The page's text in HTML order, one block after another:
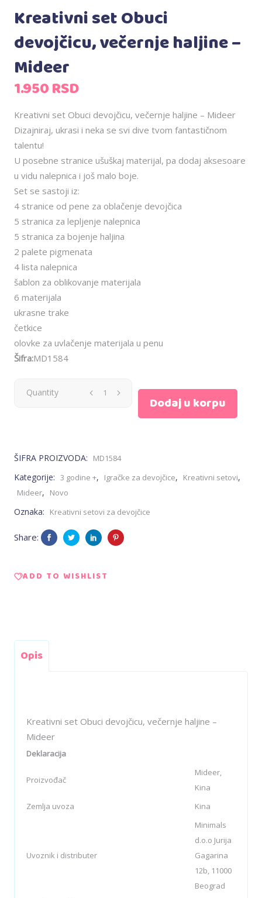
Kreativni set Obuci
devojčicu, večernje haljine –
Mideer
1.950RSD
Kreativni set Obuci devojčicu, večernje haljine – Mideer
Dizajniraj, ukrasi i neka se svi dive tvom fantastičnom
talentu!
U posebne stranice ušuškaj materijal, pa dodaj aksesoare
u vidu nalepnica i još malo boje.
Set se sastoji iz:
4 stranice od pene za oblačenje devojčica
5 stranica za lepljenje nalepnica
5 stranica za bojenje haljina
2 palete pigmenata
4 lista nalepnica
šablon za oblikovanje materijala
6 materijala
ukrasne trake
četkice
olovke za uvlačenje materijala u penu
Šifra:MD1584
Kreativni
večernje
Mideer
Quantity
Dodaj u korpu
ŠIFRA PROIZVODA: MD1584
Kategorije: 3 godine +, Igračke za devojčice, Kreativni setovi,
Mideer, Novo
Oznaka: Kreativni setovi za devojčice
Share:
ADD TO WISHLIST
Opis
Kreativni set Obuci devojčicu, večernje haljine –
Mideer
Deklaracija
Proizvođač
Mideer,
Kina
Zemlja uvoza
Kina
Uvoznik i distributer
Minimals
d.o.o Jurija
Gagarina
12b, 11000
Beograd